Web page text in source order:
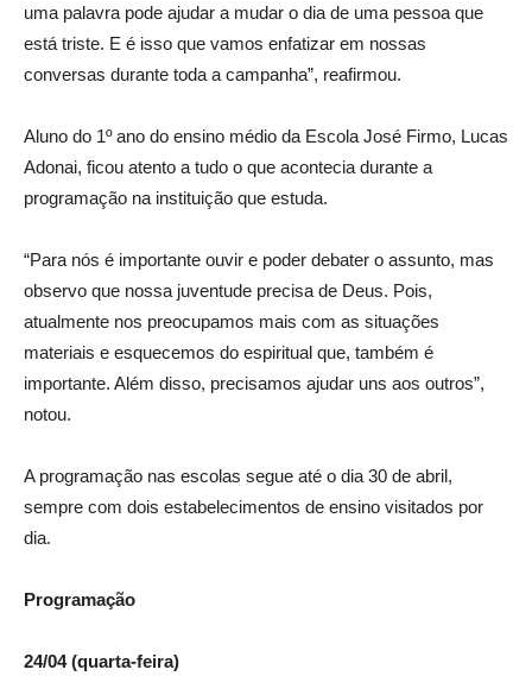
uma palavra pode ajudar a mudar o dia de uma pessoa que
está triste. E é isso que vamos enfatizar em nossas
conversas durante toda a campanha”, reafirmou.
Aluno do 1º ano do ensino médio da Escola José Firmo, Lucas
Adonai, ficou atento a tudo o que acontecia durante a
programação na instituição que estuda.
“Para nós é importante ouvir e poder debater o assunto, mas
observo que nossa juventude precisa de Deus. Pois,
atualmente nos preocupamos mais com as situações
materiais e esquecemos do espiritual que, também é
importante. Além disso, precisamos ajudar uns aos outros”,
notou.
A programação nas escolas segue até o dia 30 de abril,
sempre com dois estabelecimentos de ensino visitados por
dia.
Programação
24/04 (quarta-feira)